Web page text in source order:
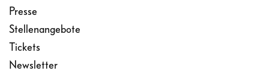
Presse
Stellenangebote
Tickets
Newsletter